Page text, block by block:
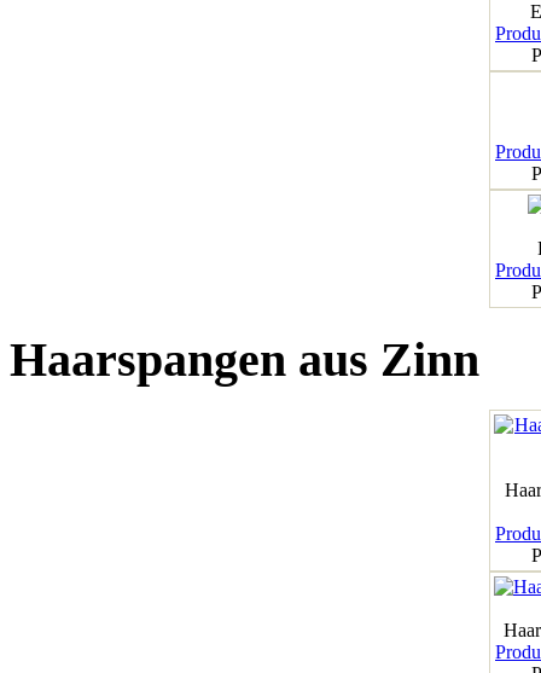
Haarspangen aus Zinn